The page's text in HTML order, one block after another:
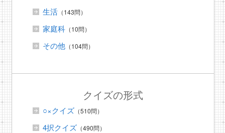
生活（143問）
家庭科（10問）
その他（104問）
クイズの形式
○×クイズ（510問）
4択クイズ（490問）